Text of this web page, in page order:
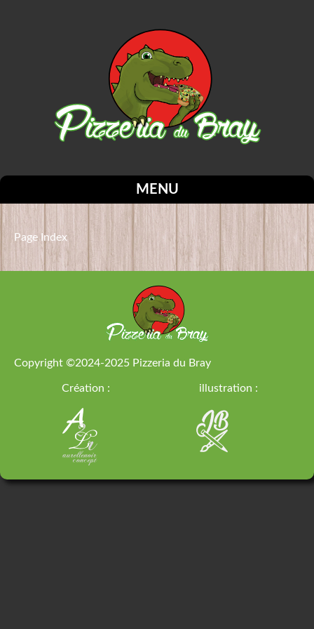
MENU
Page Index
Copyright ©2024-2025 Pizzeria du Bray
Création : illustration :